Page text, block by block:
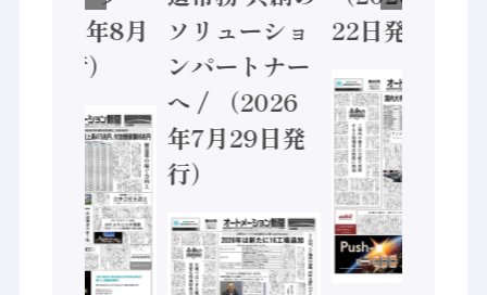
（2026年8月
5日発行）
ソリューショ
ンパートナー
へ / （2026
年7月29日発
行）
22日発行）